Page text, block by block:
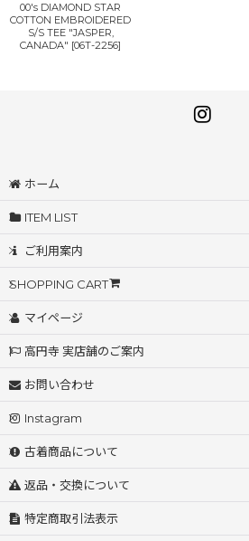
00's DIAMOND STAR
COTTON EMBROIDERED
S/S TEE "JASPER,
CANADA" [06T-2256]
ホーム
ITEM LIST
ご利用案内
SHOPPING CART
マイページ
高円寺 実店舗のご案内
お問い合わせ
Instagram
古着商品について
返品・交換について
特定商取引法表示